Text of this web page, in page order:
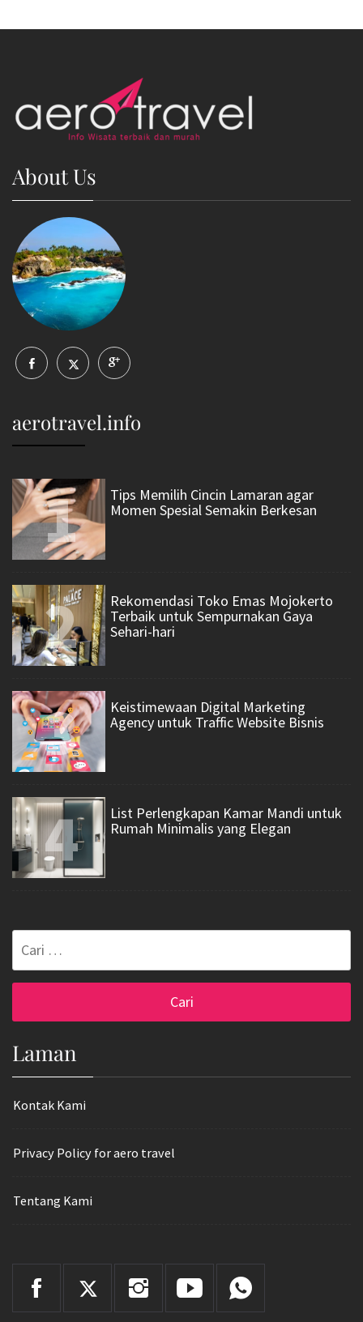
About Us
aerotravel.info
1
Tips Memilih Cincin Lamaran agar
Momen Spesial Semakin Berkesan
2
Rekomendasi Toko Emas Mojokerto
Terbaik untuk Sempurnakan Gaya
Sehari-hari
3
Keistimewaan Digital Marketing
Agency untuk Traffic Website Bisnis
4
List Perlengkapan Kamar Mandi untuk
Rumah Minimalis yang Elegan
Laman
Kontak Kami
Privacy Policy for aero travel
Tentang Kami